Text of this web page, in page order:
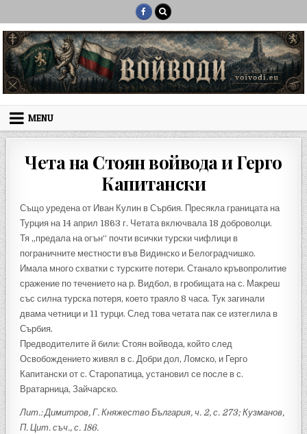
MENU
Чета на Стоян войвода и Герго
Капитански
Също уредена от Иван Кулин в Сърбия. Пресякла границата на
Турция на 14 април 1863 г. Четата включвала 18 доброволци.
Тя „предала на огън“ почти всички турски чифлици в
пограничните местности във Видинско и Белоградчишко.
Имала много схватки с турските потери. Станало кръвопролитие
сражение по течението на р. Видбол, в гробищата на с. Макреш
със силна турска потеря, което траяло 8 часа. Тук загинали
двама четници и 11 турци. След това четата пак се изтеглила в
Сърбия.
Предводителите й били: Стоян войвода, който след
Освобождението живял в с. Добри дол, Ломско, и Герго
Капитански от с. Старопатица, установил се после в с.
Вратарница, Зайчарско.
Лит.: Димитров, Г. Княжество България, ч. 2, с. 273; Кузманов,
П. Цит. съч., с. 186.